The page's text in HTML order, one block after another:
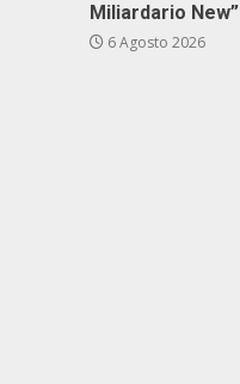
Miliardario New”
6 Agosto 2026